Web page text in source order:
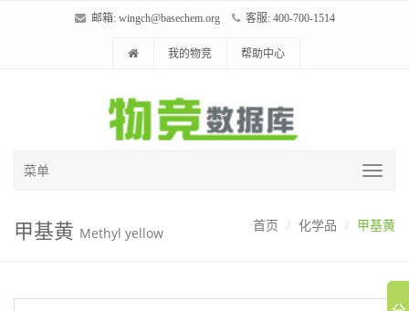
邮箱: wingch@basechem.org 客服: 400-700-1514
我的物竞 帮助中心
菜单
甲基黄 Methyl yellow 首页 化学品 甲基黄